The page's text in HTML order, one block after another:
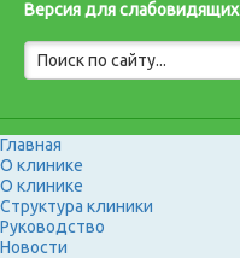
Версия для слабовидящих
Главная
О клинике
О клинике
Структура клиники
Руководство
Новости